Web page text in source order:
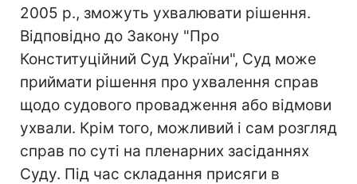
2005 р., зможуть ухвалювати рішення.
Відповідно до Закону "Про
Конституційний Суд України", Суд може
приймати рішення про ухвалення справ
щодо судового провадження або відмови
ухвали. Крім того, можливий і сам розгляд
справ по суті на пленарних засіданнях
Суду. Під час складання присяги в